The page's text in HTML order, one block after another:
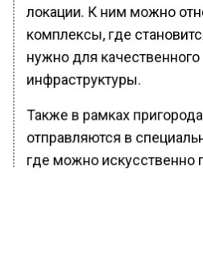
локации. К ним можно
комплексы, где
нужно для
инфраструктуры.
Также в рамках
отправляются в
где можно искусственно